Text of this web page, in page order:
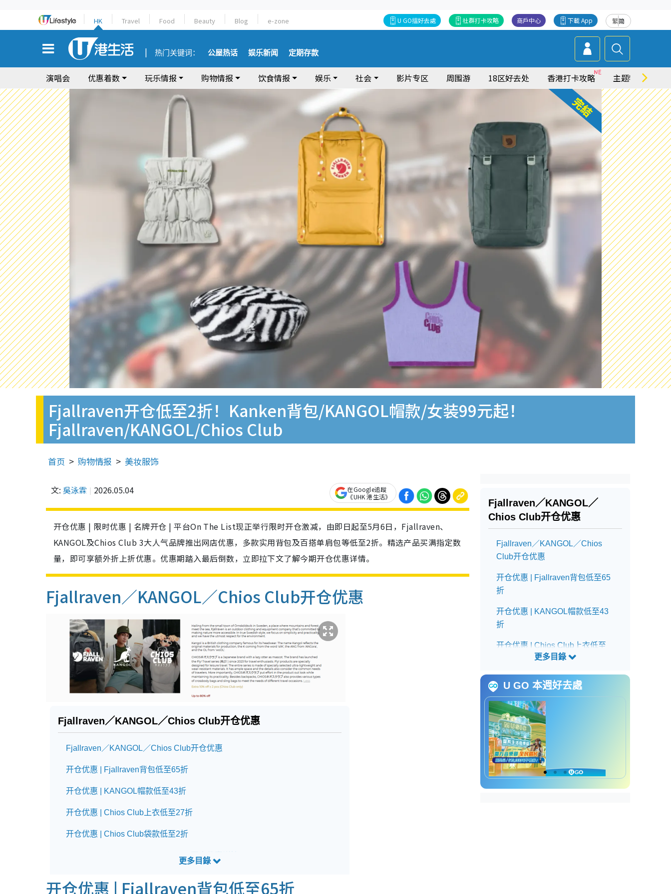
HK Travel Food Beauty Blog e-zone 繁简
下載 App
商戶中心
社群打卡攻略
U GO搵好去處
热门关键词： 公屋热话 娱乐新闻 定期存款
演唱会 优惠着数 玩乐情报 购物情报 饮食情报 娱乐 社会 影片专区 周围游 18区好去处 香港打卡攻略 主题特集
Fjallraven开仓低至2折！Kanken背包/KANGOL帽款/女装99元起！
Fjallraven/KANGOL/Chios Club
首页 购物情报 美妆服饰
文: 吳泳霖 2026.05.04
在Google追蹤
《UHK 港生活》
开仓优惠 | 限时优惠 | 名牌开仓 | 平台On The List现正举行限时开仓激减，由即日起至5月6日，Fjallraven、
KANGOL及Chios Club 3大人气品牌推出网店优惠，多款实用背包及百搭单肩包等低至2折。精选产品买满指定数
量，即可享额外折上折优惠。优惠期踏入最后倒数，立即拉下文了解今期开仓优惠详情。
Fjallraven／KANGOL／Chios Club开仓优惠
Fjallraven／KANGOL／Chios Club开仓优惠
Fjallraven／KANGOL／Chios Club开仓优惠
开仓优惠 | Fjallraven背包低至65折
开仓优惠 | KANGOL帽款低至43折
开仓优惠 | Chios Club上衣低至27折
开仓优惠 | Chios Club袋款低至2折
Fjallraven／KANGOL／Chios Club开仓优惠详情
开仓优惠 | Fjallraven背包低至65折
Fjallraven／KANGOL／
Chios Club开仓优惠
Fjallraven／KANGOL／Chios
Club开仓优惠
开仓优惠 | Fjallraven背包低至65
折
开仓优惠 | KANGOL帽款低至43
折
开仓优惠 | Chios Club上衣低至
开仓优惠 | Chios Club袋款低至2
折
Fjallraven／KANGOL／Chios
Club开仓优惠详情
U GO 本週好去處